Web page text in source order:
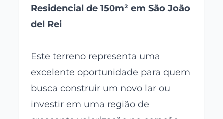
Residencial de 150m² em São João
del Rei
Este terreno representa uma
excelente oportunidade para quem
busca construir um novo lar ou
investir em uma região de